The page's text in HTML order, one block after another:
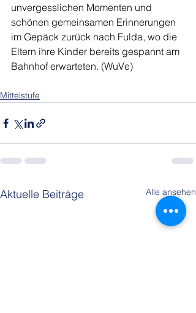
unvergesslichen Momenten und
schönen gemeinsamen Erinnerungen
im Gepäck zurück nach Fulda, wo die
Eltern ihre Kinder bereits gespannt am
Bahnhof erwarteten. (WuVe)
Mittelstufe
Aktuelle Beiträge Alle ansehen